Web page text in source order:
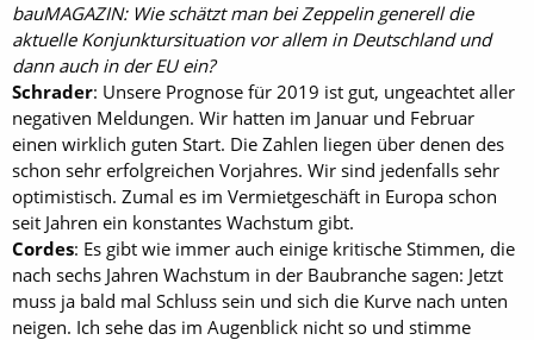
bauMAGAZIN: Wie schätzt man bei Zeppelin generell die
aktuelle Konjunktursituation vor allem in Deutschland und
dann auch in der EU ein?
Schrader: Unsere Prognose für 2019 ist gut, ungeachtet aller
negativen Meldungen. Wir hatten im Januar und Februar
einen wirklich guten Start. Die Zahlen liegen über denen des
schon sehr erfolgreichen Vorjahres. Wir sind jedenfalls sehr
optimistisch. Zumal es im Vermietgeschäft in Europa schon
seit Jahren ein konstantes Wachstum gibt.
Cordes: Es gibt wie immer auch einige kritische Stimmen, die
nach sechs Jahren Wachstum in der Baubranche sagen: Jetzt
muss ja bald mal Schluss sein und sich die Kurve nach unten
neigen. Ich sehe das im Augenblick nicht so und stimme